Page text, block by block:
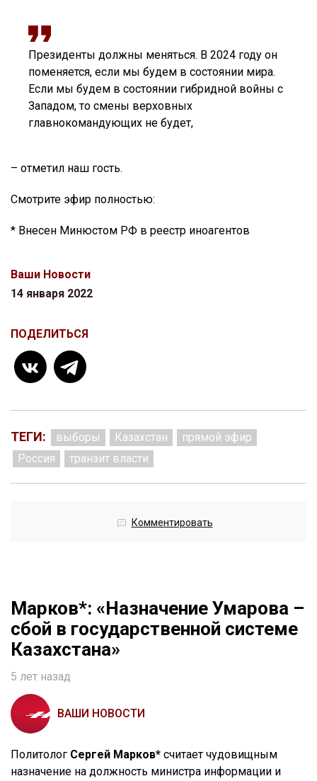
Президенты должны меняться. В 2024 году он
поменяется, если мы будем в состоянии мира.
Если мы будем в состоянии гибридной войны с
Западом, то смены верховных
главнокомандующих не будет,
– отметил наш гость.
Смотрите эфир полностью:
* Внесен Минюстом РФ в реестр иноагентов
Ваши Новости
14 января 2022
ПОДЕЛИТЬСЯ
ТЕГИ: выборы Казахстан
прямой эфир
Россия
транзит власти
Комментировать
Марков*: «Назначение Умарова –
сбой в государственной системе
Казахстана»
5 лет назад
ВАШИ НОВОСТИ
Политолог Сергей Марков* считает чудовищным
назначение на должность министра информации и